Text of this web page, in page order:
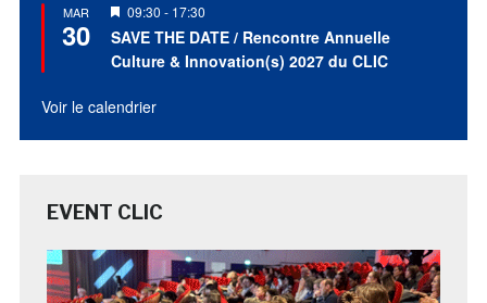
MAR
30
Mis
en
avant
09:30 - 17:30
SAVE THE DATE / Rencontre Annuelle
Culture & Innovation(s) 2027 du CLIC
Voir le calendrier
EVENT CLIC